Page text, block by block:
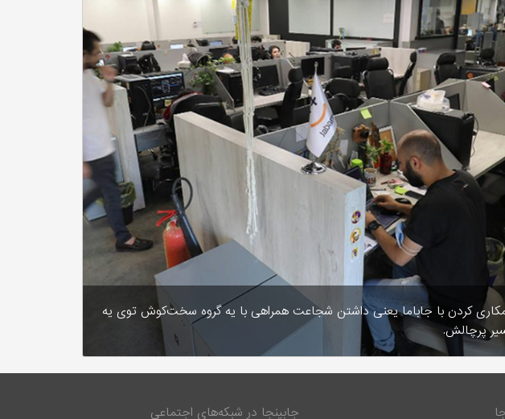
کردن با جاباما یعنی داشتن شجاعت همراهی با یه گروه سخت‌کوش توی یه
پرچالش.
جابینجا در شبکه‌های اجتماعی